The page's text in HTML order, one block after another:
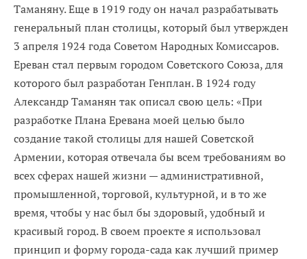
Таманяну. Еще в 1919 году он начал разрабатывать
генеральный план столицы, который был утвержден
3 апреля 1924 года Советом Народных Комиссаров.
Ереван стал первым городом Советского Союза, для
которого был разработан Генплан. B 1924 году
Александр Таманян так описал свою цель: «При
разработке Плана Еревана моей целью было
создание такой столицы для нашей Советской
Армении, которая отвечала бы всем требованиям во
всех сферах нашей жизни — административной,
промышленной, торговой, культурной, и в то же
время, чтобы у нас был бы здоровый, удобный и
красивый город. В своем проекте я использовал
принцип и форму города-сада как лучший пример